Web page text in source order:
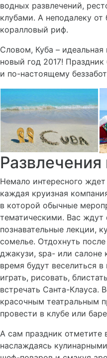
водных развлечений,
клубами. А неподалеку от
коралловый риф.
Словом, Куба –
новый год 2017!
и по-настоящему
Развлечения
Немало интересного
каждая круизная
в которой обычные
тематическими. Вас ждут
познавательные лекции,
сомелье. Отдохнуть
джакузи, spa- или салоне
время будут веселиться
играть, рисовать,
встречать Санта-Клауса.
красочным театральным
провести в клубе или
А сам праздник отметите
наслаждаясь